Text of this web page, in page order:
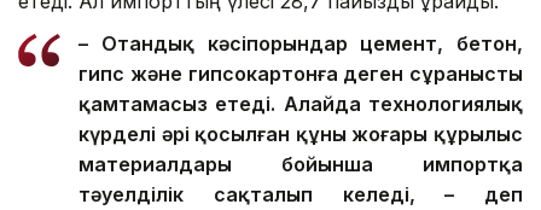
– Отандық кәсіпорындар цемент, бетон,
гипс және гипсокартонға деген сұранысты
қамтамасыз етеді. Алайда технологиялық
күрделі әрі қосылған құны жоғары құрылыс
материалдары бойынша импортқа
тәуелділік сақталып келеді, – деп